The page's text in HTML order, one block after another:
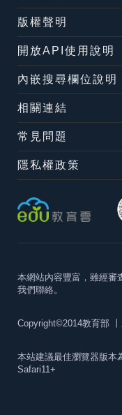
版權聲明
開放API使用說明
內嵌搜尋欄位說明
相關連結
常見問題
隱私權政策
本網站內容豐富，雖經審
我們聯絡。
Copyright©2014教育部
本站建議最佳瀏覽器版本
Safari11+